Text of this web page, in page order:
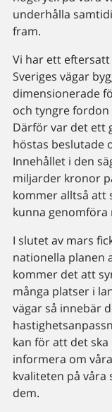
underhålla
fram.
Vi har ett eftersatt
Sveriges vägar
dimensionerade
och tyngre
Därför var det ett
höstas beslutade
Innehållet i den
miljarder kronor
kommer alltså att
kunna genomföra
I slutet av mars
nationella planen
kommer det att
många platser i
vägar så innebär
kan för att det
informera om
kvaliteten på våra
dem.